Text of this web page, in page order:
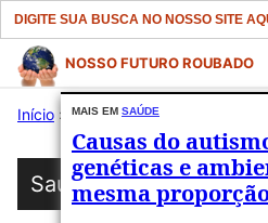
Search
for:
Pular
para
conteúdo
NOSSO FUTURO ROUBADO
Início » Publicações»
Saúde
MAIS EM SAÚDE
Causas do
genéticas e
mesma